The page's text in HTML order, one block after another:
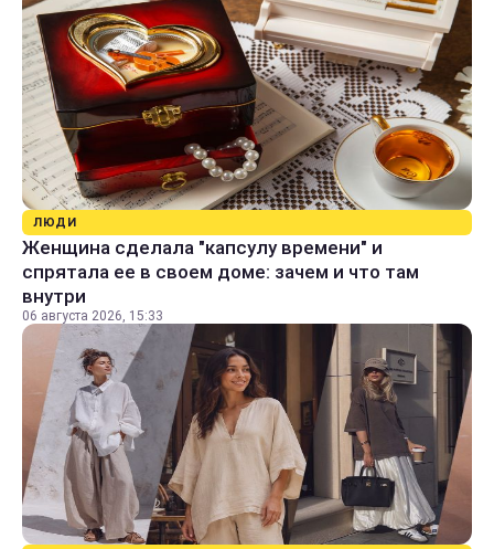
ЛЮДИ
Женщина сделала "капсулу времени" и
спрятала ее в своем доме: зачем и что там
внутри
06 августа 2026, 15:33